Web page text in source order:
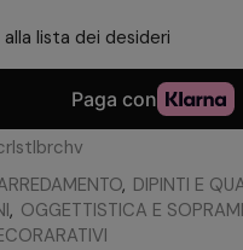
lista dei desideri
, DIPINTI E
, OGGETTISTICA E